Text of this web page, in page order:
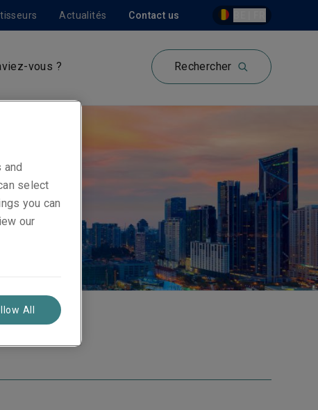
Contact us
Actualités
vous ? Rechercher
and
select
you can
our
All